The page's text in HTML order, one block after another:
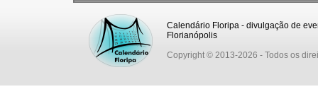
Calendário Floripa - divulgação de
Florianópolis
Copyright © 2013-2026 - Todos os